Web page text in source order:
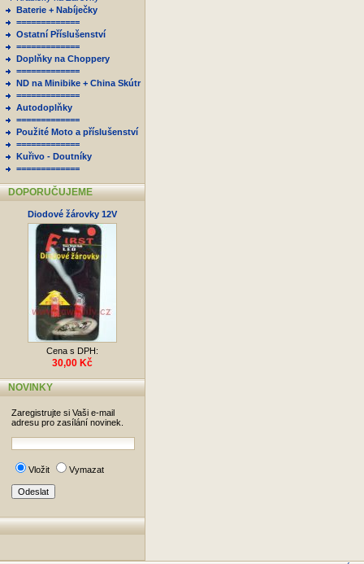
Baterie + Nabíječky
=============
Ostatní Příslušenství
=============
Doplňky na Choppery
=============
ND na Minibike + China Skútr
=============
Autodoplňky
=============
Použité Moto a příslušenství
=============
Kuřivo - Doutníky
=============
DOPORUČUJEME
Diodové žárovky 12V
Cena s DPH:
30,00 Kč
NOVINKY
Zaregistrujte si Vaši e-mail
adresu pro zasílání novinek.
Vložit Vymazat